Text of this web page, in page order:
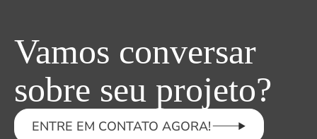
Vamos conversar
sobre seu projeto?
ENTRE EM CONTATO AGORA!